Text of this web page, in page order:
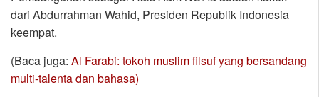
dari Abdurrahman Wahid, Presiden Republik Indonesia
keempat.
(Baca juga: Al Farabi: tokoh muslim filsuf yang bersandang
multi-talenta dan bahasa)